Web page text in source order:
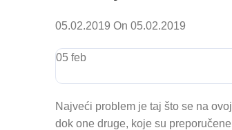
05.02.2019 On 05.02.2019
05 feb
Najveći problem je taj što se na
dok one druge, koje su